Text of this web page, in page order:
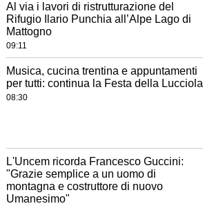
Al via i lavori di ristrutturazione del
Rifugio Ilario Punchia all’Alpe Lago di
Mattogno
09:11
Musica, cucina trentina e appuntamenti
per tutti: continua la Festa della Lucciola
08:30
L'Uncem ricorda Francesco Guccini:
"Grazie semplice a un uomo di
montagna e costruttore di nuovo
Umanesimo"